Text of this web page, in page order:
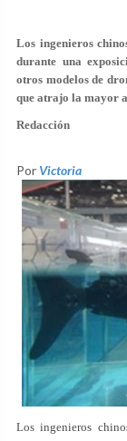
Los ingenieros
durante una
otros modelos de
que atrajo la mayor
Redacción
Por Victoria
Los ingenieros